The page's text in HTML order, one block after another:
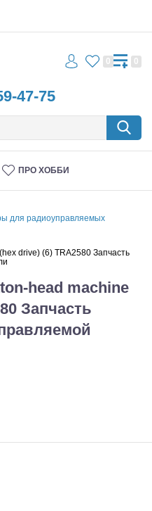
47-75
0 0
ПРО ХОББИ
для радиоуправляемых
drive) (6) TRA2580 Запчасть
head machine
Запчасть